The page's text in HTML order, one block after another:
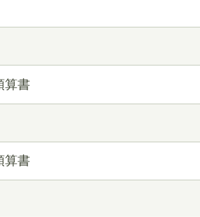
算書
算書